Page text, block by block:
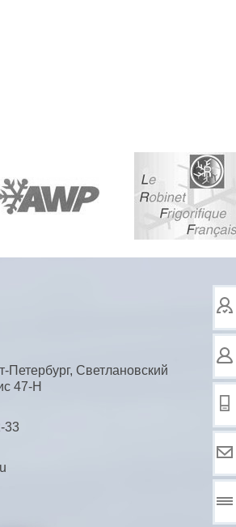
Петербург, Светлановский
47-Н
33